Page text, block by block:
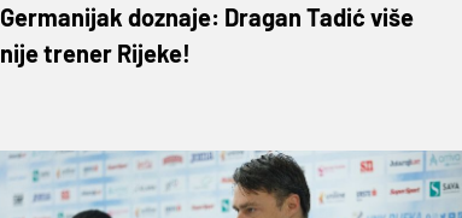
Germanijak doznaje: Dragan Tadić više
nije trener Rijeke!